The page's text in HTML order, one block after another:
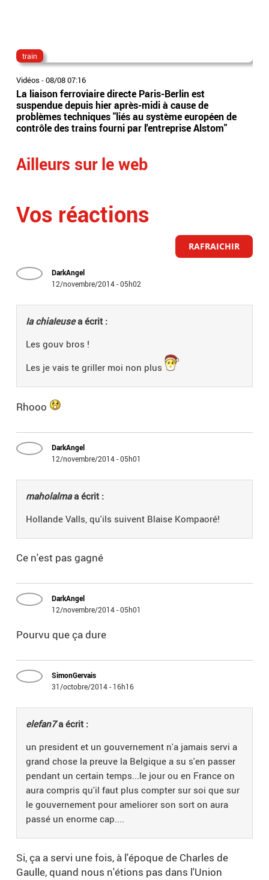
train
Vidéos -08/08 07:16
La liaison ferroviaire directe Paris-Berlin est
suspendue depuis hier après-midi à cause de
problèmes techniques "liés au système européen de
contrôle des trains fourni par l'entreprise Alstom"
Ailleurs sur le web
Vos réactions
RAFRAICHIR
DarkAngel
12/novembre/2014 - 05h02
Ia chiaIeusea écrit :
Les gouv bros !
Les je vais te griller moi non plus
Rhooo
DarkAngel
12/novembre/2014 - 05h01
maholalmaa écrit :
Hollande Valls, qu'ils suivent Blaise Kompaoré!
Ce n'est pas gagné
DarkAngel
12/novembre/2014 - 05h01
Pourvu que ça dure
SimonGervais
31/octobre/2014 - 16h16
elefan7a écrit :
un president et un gouvernement n'a jamais servi a
grand chose la preuve la Belgique a su s'en passer
pendant un certain temps...le jour ou en France on
aura compris qu'il faut plus compter sur soi que sur
le gouvernement pour ameliorer son sort on aura
passé un enorme cap....
Si, ça a servi une fois, à l'époque de Charles de
Gaulle, quand nous n'étions pas dans l'Union